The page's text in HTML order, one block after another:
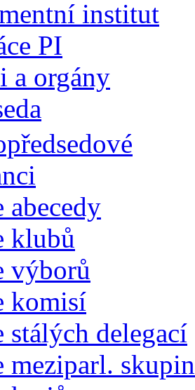
institut
PI
a orgány
abecedy
klubů
výborů
komisí
stálých delegací
meziparl. skupin